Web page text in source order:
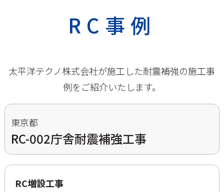
RC事例
太平洋テクノ株式会社が施工した耐震補強の施工事
例をご紹介いたします。
東京都
RC-002庁舎耐震補強工事
RC増設工事